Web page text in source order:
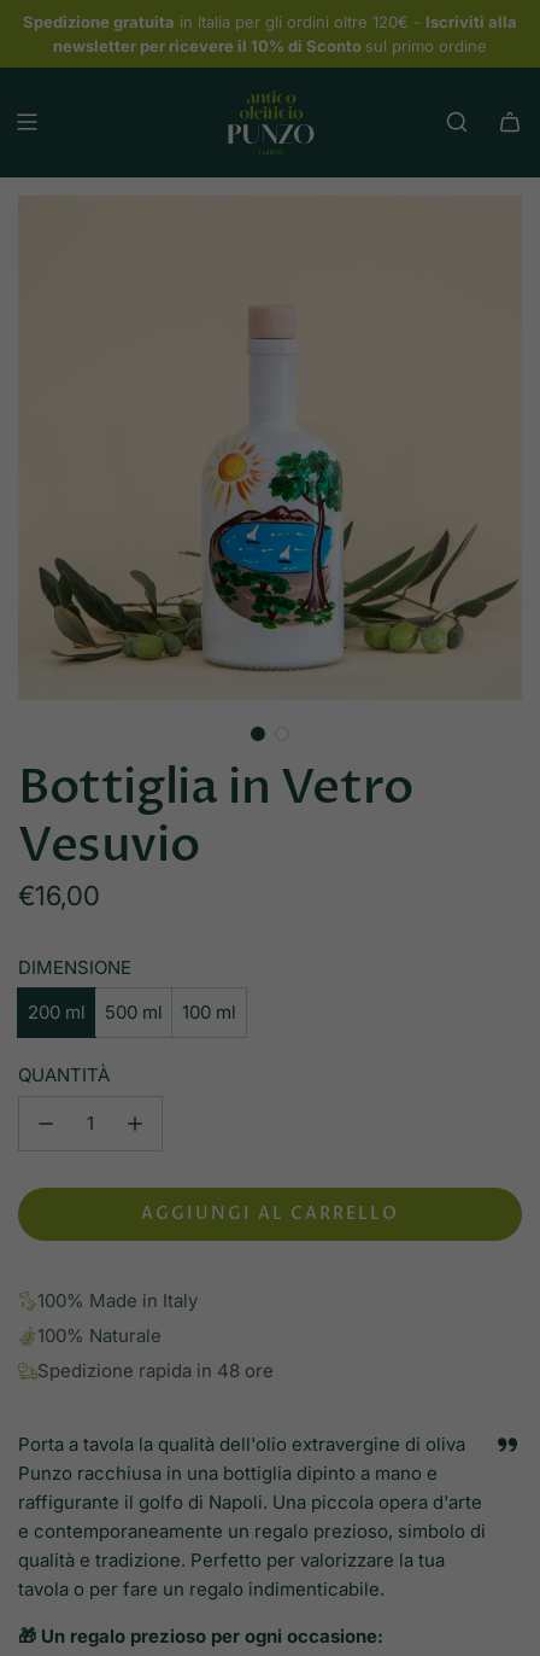
Spedizione gratuita in Italia per gli ordini oltre 120€ - Iscriviti alla
newsletter per ricevere il 10% di Sconto sul primo ordine
Bottiglia in Vetro
Vesuvio
Prezzo
€16,00
DIMENSIONE
200 ml
500 ml 100 ml
QUANTITÀ
AGGIUNGI AL CARRELLO
C
M
N
T
O
.
.
100% Made in Italy
100% Naturale
Spedizione rapida in 48 ore
Porta a tavola la qualità dell'olio extravergine di oliva
Punzo racchiusa in una bottiglia dipinto a mano e
raffigurante il golfo di Napoli. Una piccola opera d'arte
e contemporaneamente un regalo prezioso, simbolo di
qualità e tradizione. Perfetto per valorizzare la tua
tavola o per fare un regalo indimenticabile.
🎁 Un regalo prezioso per ogni occasione: